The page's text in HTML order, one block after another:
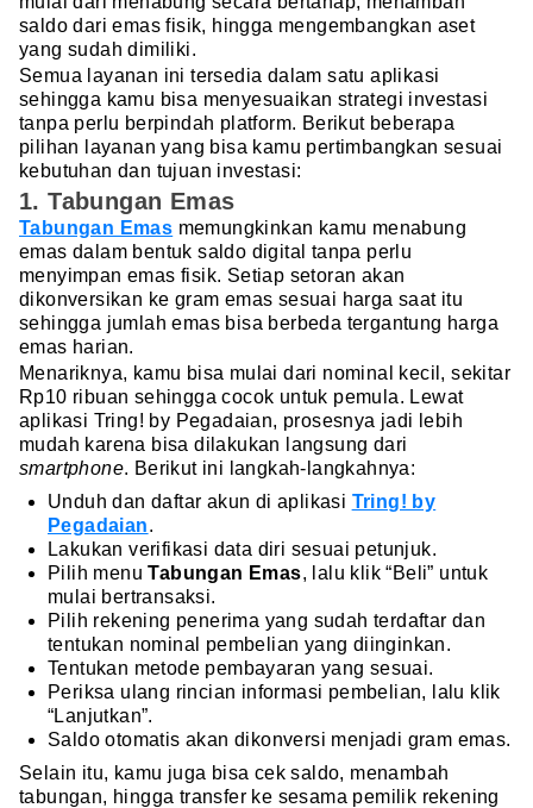
saldo dari emas fisik, hingga mengembangkan aset
yang sudah dimiliki.
Semua layanan ini tersedia dalam satu aplikasi
sehingga kamu bisa menyesuaikan strategi investasi
tanpa perlu berpindah platform. Berikut beberapa
pilihan layanan yang bisa kamu pertimbangkan sesuai
kebutuhan dan tujuan investasi:
1. Tabungan Emas
Tabungan Emas memungkinkan kamu menabung
emas dalam bentuk saldo digital tanpa perlu
menyimpan emas fisik. Setiap setoran akan
dikonversikan ke gram emas sesuai harga saat itu
sehingga jumlah emas bisa berbeda tergantung harga
emas harian.
Menariknya, kamu bisa mulai dari nominal kecil, sekitar
Rp10 ribuan sehingga cocok untuk pemula. Lewat
aplikasi Tring! by Pegadaian, prosesnya jadi lebih
mudah karena bisa dilakukan langsung dari
smartphone. Berikut ini langkah-langkahnya:
Unduh dan daftar akun di aplikasi Tring! by
Pegadaian.
Lakukan verifikasi data diri sesuai petunjuk.
Pilih menuTabungan Emas, lalu klik “Beli” untuk
mulai bertransaksi.
Pilih rekening penerima yang sudah terdaftar dan
tentukan nominal pembelian yang diinginkan.
Tentukan metode pembayaran yang sesuai.
Periksa ulang rincian informasi pembelian, lalu klik
“Lanjutkan”.
Saldo otomatis akan dikonversi menjadi gram emas.
Selain itu, kamu juga bisa cek saldo, menambah
tabungan, hingga transfer ke sesama pemilik rekening